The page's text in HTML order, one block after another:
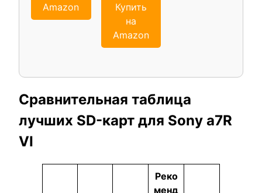
Amazon
Купить
на
Amazon
Сравнительная таблица
лучших SD-карт для Sony a7R
VI
Реко
менд